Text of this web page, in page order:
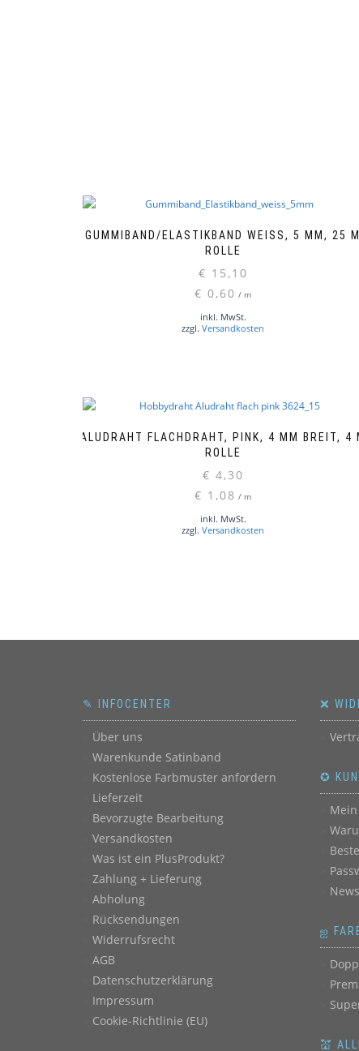
GUMMIBAND/ELASTIKBAND WEISS, 5 MM, 25 M R
OLLE
€ 15,10
€ 0,60 / m
inkl. MwSt.
zzgl.Versandkosten
ALUDRAHT FLACHDRAHT, PINK, 4 MM BREIT, 4
ROLLE
€ 4,30
€ 1,08 / m
inkl. MwSt.
zzgl.Versandkosten
✎ INFOCENTER
Über uns
Warenkunde Satinband
Kostenlose Farbmuster anfordern
Lieferzeit
Bevorzugte Bearbeitung
Versandkosten
Was ist ein PlusProdukt?
Zahlung + Lieferung
Abholung
Rücksendungen
Widerrufsrecht
AGB
Datenschutzerklärung
Impressum
Cookie-Richtlinie (EU)
❌
✪
ஐ
💒